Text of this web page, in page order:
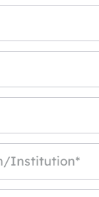
Institution*